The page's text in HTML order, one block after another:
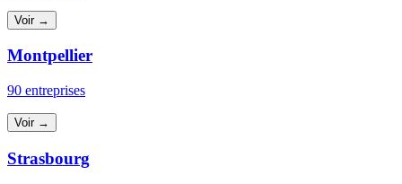
Voir →
Montpellier
90 entreprises
Voir →
Strasbourg